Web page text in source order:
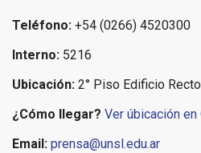
Teléfono: +54 (0266) 4520300
Interno: 5216
Ubicación: 2° Piso Edificio
¿Cómo llegar? Ver úbicación
Email: prensa@unsl.edu.ar